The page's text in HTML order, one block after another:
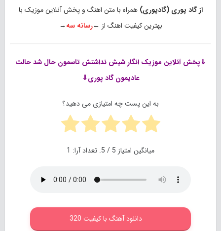
از گاد پوری (گادپوری)همراه با متن اهنگ و پخش آنلاین موزیک با
بهترین کیفیت اهنگ از ←رسانه سه→
⇓پخش آنلاین موزیکانگار شیش نداشتش تاسمون حال شد حالت
عادیمون گاد پوری⇓
به این پست چه امتیازی می دهید؟
میانگین امتیاز 5 / 5. تعداد آرا: 1
دانلود آهنگ با کیفیت 320